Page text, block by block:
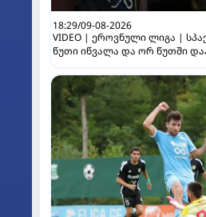
18:29/09-08-2026
VIDEO | ეროვნული ლიგა |
წუთი იწვალა და ორ წუთში